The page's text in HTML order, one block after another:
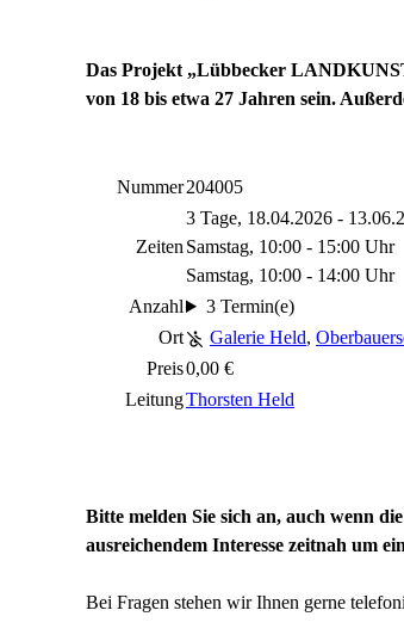
Das Projekt „Lübbecker
von 18 bis etwa 27 Jahren sein.
Nummer204005
Zeiten
3 Tage, 18.04.2026 -
Samstag, 10:00 - 15:00 Uhr
Samstag, 10:00 - 14:00 Uhr
Anzahl
3 Termin(e)
Ort
Galerie Held,
Preis0,00 €
LeitungThorsten Held
Bitte melden Sie sich an, auch wenn
ausreichendem Interesse zeitnah um
Bei Fragen stehen wir Ihnen gerne